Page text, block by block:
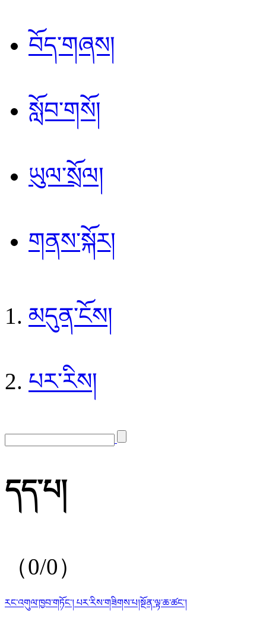
བོད་གཞས།
སློབ་གསོ།
ཡུལ་སྲོལ།
གནས་སྐོར།
མདུན་ངོས།
པར་རིས།
དད་པ།
（0/0）
རང་འགུལ་ཁྱབ་གཏོང་། པར་རིས་གཟིགས་པ།སྔོན་ལྟ་ཆ་ཚང་།